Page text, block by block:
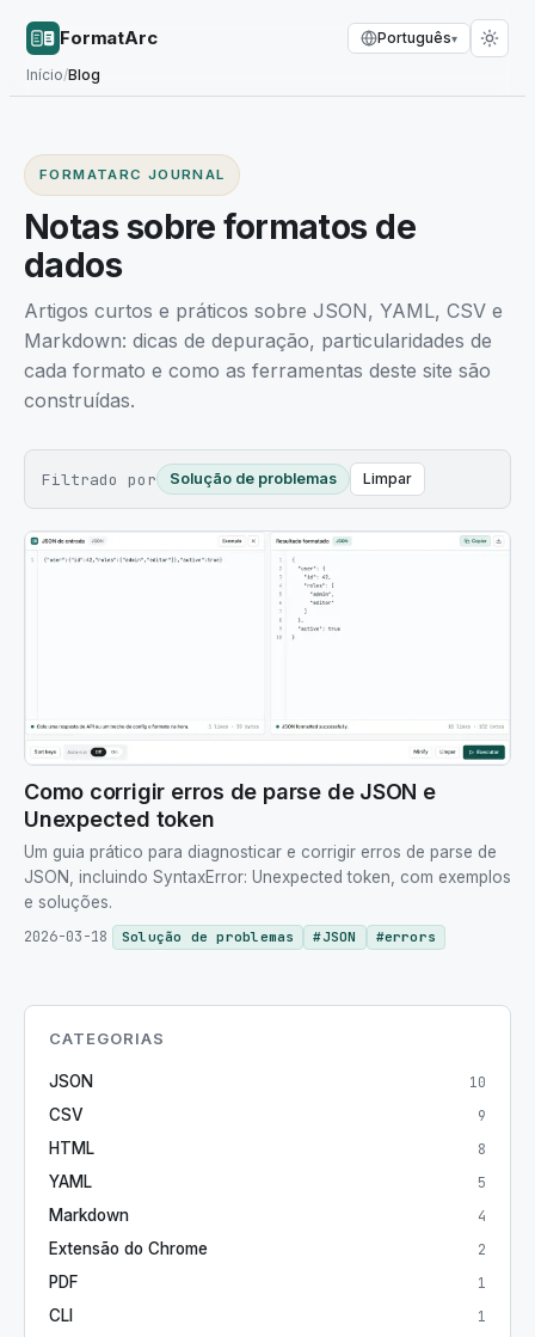
FormatArc
Início/Blog
Português▾
FORMATARC JOURNAL
Notas sobre formatos de
dados
Artigos curtos e práticos sobre JSON, YAML, CSV e
Markdown: dicas de depuração, particularidades de
cada formato e como as ferramentas deste site são
construídas.
Filtrado por Solução de problemas Limpar
Como corrigir erros de parse de JSON e
Unexpected token
Um guia prático para diagnosticar e corrigir erros de parse de
JSON, incluindo SyntaxError: Unexpected token, com exemplos
e soluções.
2026-03-18
Solução de problemas #JSON #errors
CATEGORIAS
JSON 10
CSV 9
HTML 8
YAML 5
Markdown 4
Extensão do Chrome 2
PDF 1
CLI 1